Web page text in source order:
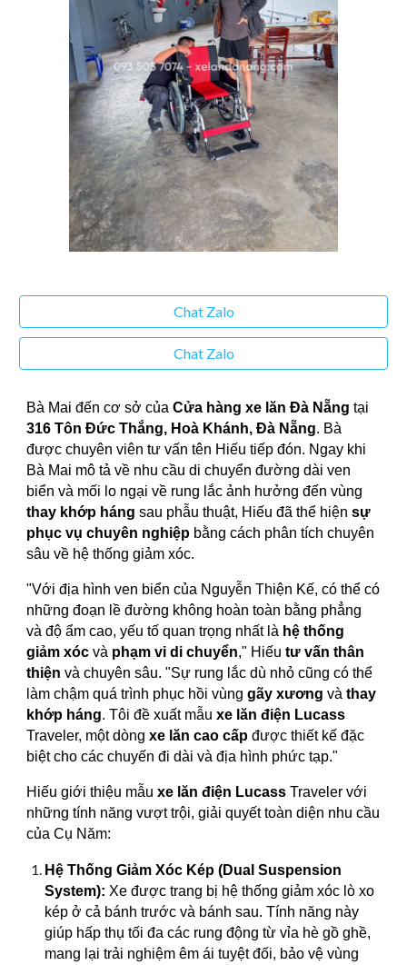
Chat Zalo
Chat Zalo
Bà Mai đến cơ sở củaCửa hàng xe lăn Đà Nẵng tại
316 Tôn Đức Thắng, Hoà Khánh, Đà Nẵng. Bà
được chuyên viên tư vấn tên Hiếu tiếp đón. Ngay khi
Bà Mai mô tả về nhu cầu di chuyển đường dài ven
biển và mối lo ngại về rung lắc ảnh hưởng đến vùng
thay khớp háng sau phẫu thuật, Hiếu đã thể hiệnsự
phục vụ chuyên nghiệp bằng cách phân tích chuyên
sâu về hệ thống giảm xóc.
"Với địa hình ven biển của Nguyễn Thiện Kế, có thể có
những đoạn lề đường không hoàn toàn bằng phẳng
và độ ẩm cao, yếu tố quan trọng nhất là hệ thống
giảm xóc và phạm vi di chuyển," Hiếutư vấn thân
thiện và chuyên sâu. "Sự rung lắc dù nhỏ cũng có thể
làm chậm quá trình phục hồi vùnggãy xương vàthay
khớp háng. Tôi đề xuất mẫuxe lăn điện Lucass
Traveler, một dòngxe lăn cao cấp được thiết kế đặc
biệt cho các chuyến đi dài và địa hình phức tạp."
Hiếu giới thiệu mẫuxe lăn điện Lucass Traveler với
những tính năng vượt trội, giải quyết toàn diện nhu cầu
của Cụ Năm:
Hệ Thống Giảm Xóc Kép (Dual Suspension
System): Xe được trang bị hệ thống giảm xóc lò xo
kép ở cả bánh trước và bánh sau. Tính năng này
giúp hấp thụ tối đa các rung động từ vỉa hè gồ ghề,
mang lại trải nghiệm êm ái tuyệt đối, bảo vệ vùng